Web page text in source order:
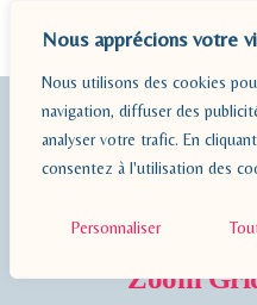
Nous apprécions votre
Nous utilisons des cookies
navigation, diffuser des
analyser votre trafic. En
consentez à l'utilisation des
Personnaliser
BLOG
PÉDAGOGIE
A PROPOS
RESSOURCESZoom